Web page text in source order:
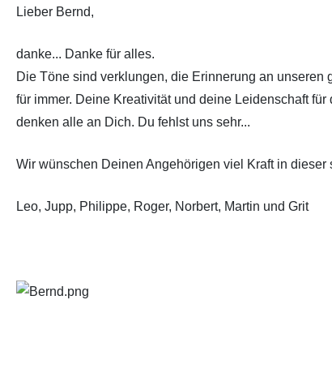
Lieber Bernd,
danke... Danke für alles.
Die Töne sind verklungen, die Erinnerung an
für immer. Deine Kreativität und deine Leidenschaft
denken alle an Dich. Du fehlst uns sehr...
Wir wünschen Deinen Angehörigen viel Kraft in dieser
Leo, Jupp, Philippe, Roger, Norbert, Martin und Grit